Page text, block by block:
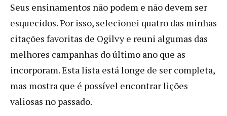
Seus ensinamentos não podem e não devem ser
esquecidos. Por isso, selecionei quatro das minhas
citações favoritas de Ogilvy e reuni algumas das
melhores campanhas do último ano que as
incorporam. Esta lista está longe de ser completa,
mas mostra que é possível encontrar lições
valiosas no passado.